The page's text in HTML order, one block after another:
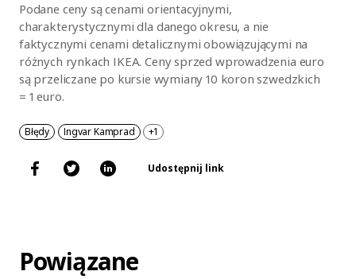
Podane ceny są cenami orientacyjnymi,
charakterystycznymi dla danego okresu, a nie
faktycznymi cenami detalicznymi obowiązującymi na
różnych rynkach IKEA. Ceny sprzed wprowadzenia euro
są przeliczane po kursie wymiany 10 koron szwedzkich
= 1 euro.
Udostępnij link
Błędy Ingvar Kamprad +1
Powiązane